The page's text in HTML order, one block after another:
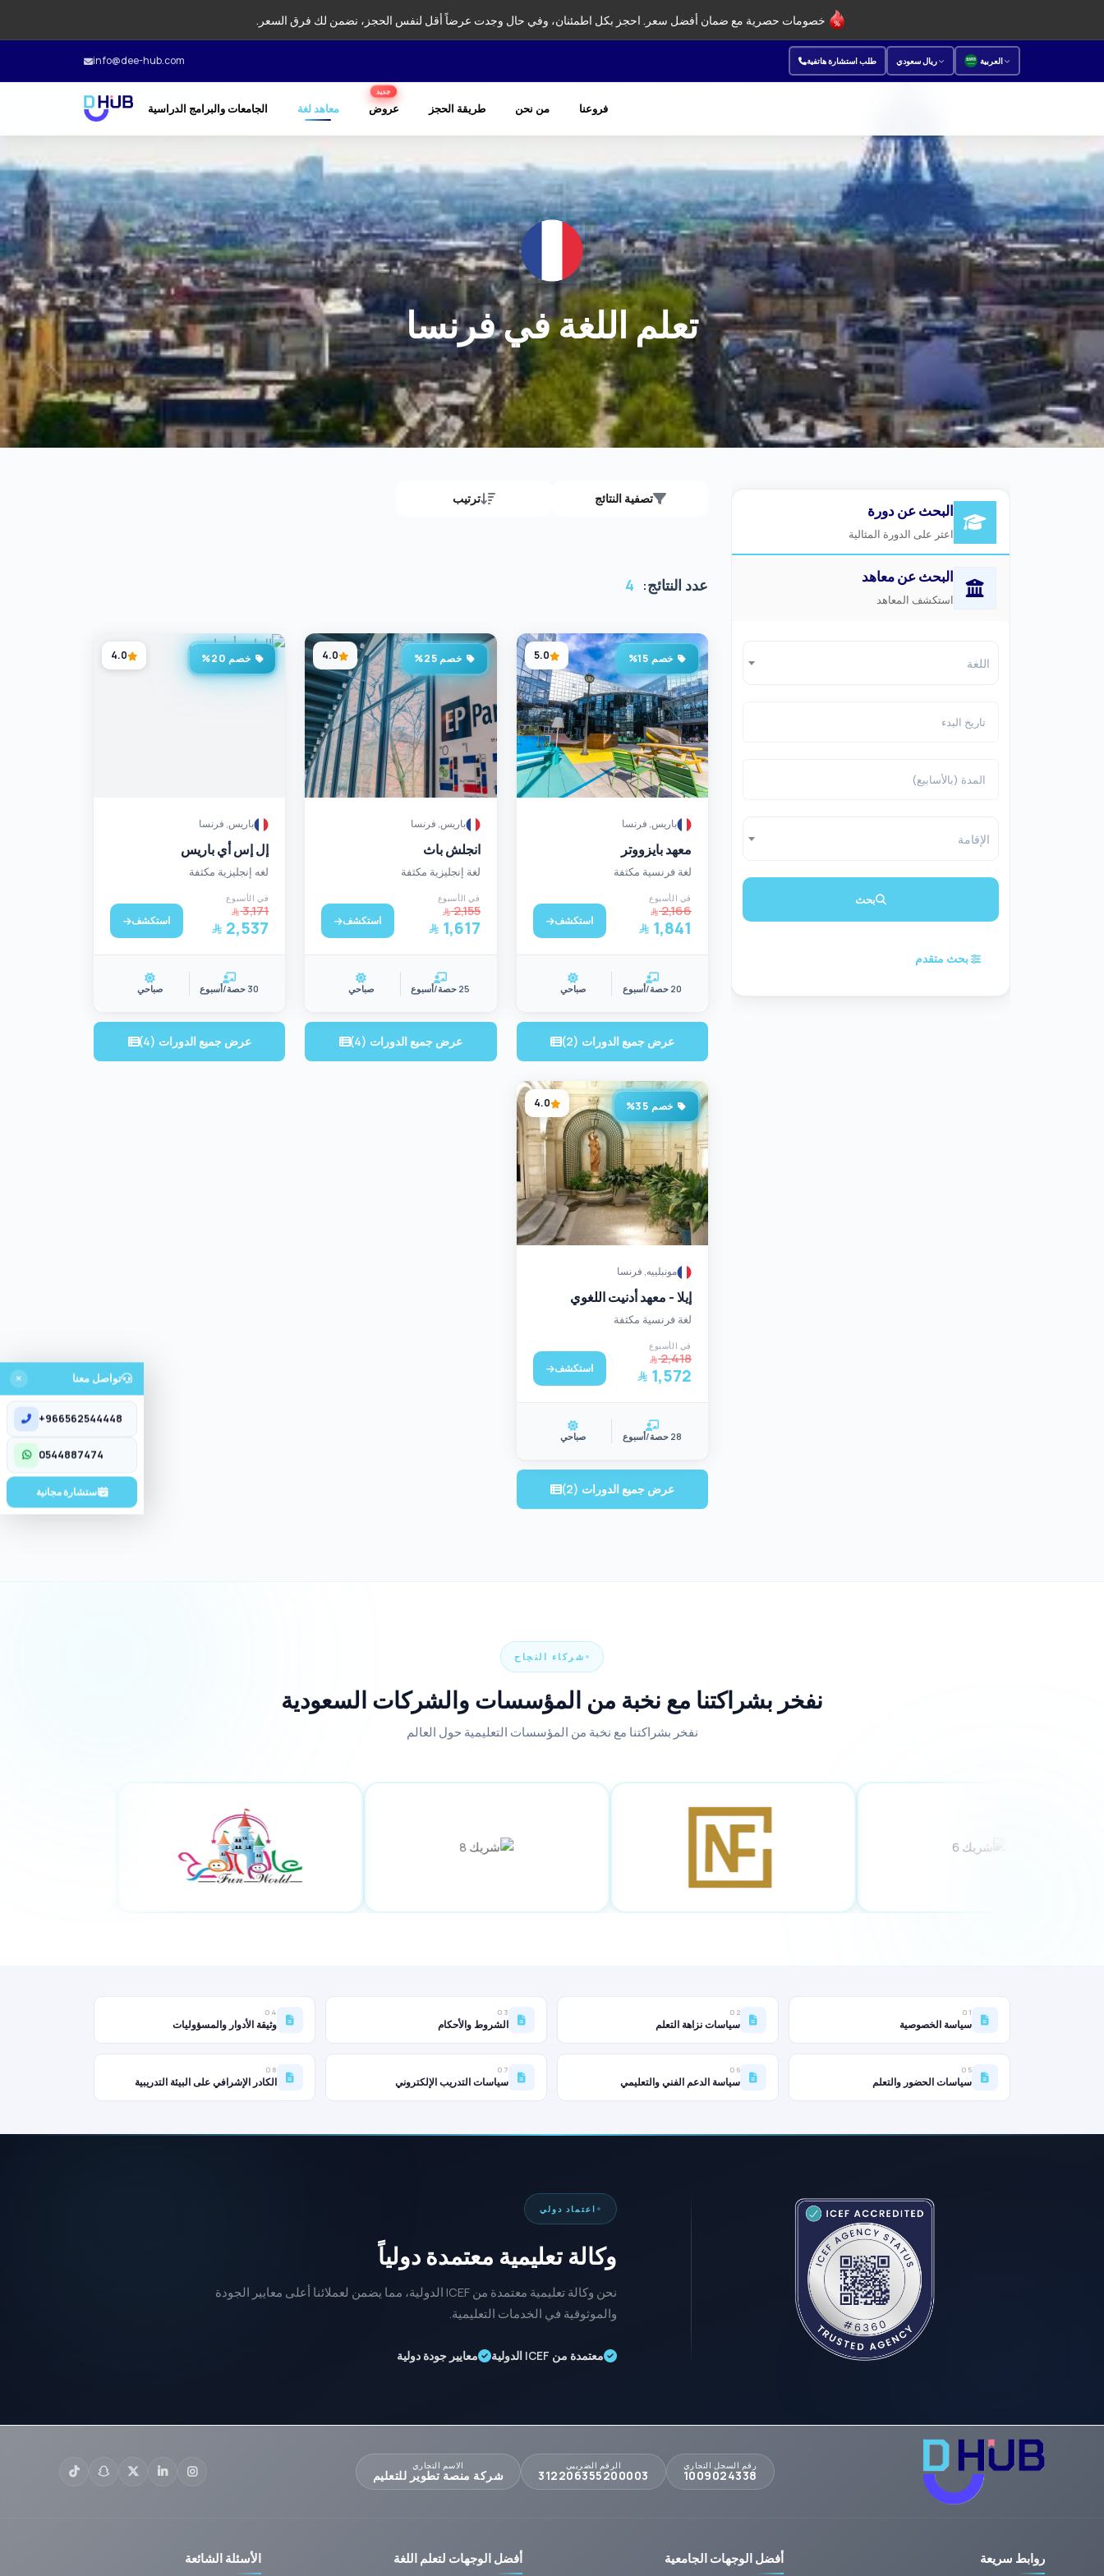
خصومات حصرية مع ضمان أفضل سعر. احجز بكل اطمئنان، وفي حال وجدت عرضاً أقل لنفس الحجز، نضمن لك فرق السعر.
info@dee-hub.com طلب استشارة هاتفية ريال سعودي العربية
الجامعات والبرامج الدراسية معاهد لغة عروض
جديد
طريقة الحجز من نحن فروعنا
تعلم اللغة في فرنسا
البحث عن دورة
اعثر على الدورة المثالية
البحث عن معاهد
استكشف المعاهد
اللغة
الإقامة
بحث
بحث متقدم
تصفية النتائج ترتيب
عدد النتائج: 4
خصم 15% 5.0
باريس, فرنسا
معهد بايزووتر
لغة فرنسية مكثفة
في الأسبوع
2,166
1,841 استكشف
20 حصة/أسبوع صباحي
عرض جميع الدورات (2)
خصم 25% 4.0
باريس, فرنسا
انجلش باث
لغة إنجليزية مكثفة
في الأسبوع
2,155
1,617 استكشف
25 حصة/أسبوع صباحي
عرض جميع الدورات (4)
خصم 20% 4.0
باريس, فرنسا
إل إس أي باريس
لغه إنجليزية مكثفة
في الأسبوع
3,171
2,537 استكشف
30 حصة/أسبوع صباحي
عرض جميع الدورات (4)
خصم 35% 4.0
مونبلييه, فرنسا
إيلا - معهد أدنيت اللغوي
لغة فرنسية مكثفة
في الأسبوع
2,418
1,572 استكشف
28 حصة/أسبوع صباحي
عرض جميع الدورات (2)
شركاء النجاح
نفخر بشراكتنا مع نخبة من المؤسسات والشركات السعودية
نفخر بشراكتنا مع نخبة من المؤسسات التعليمية حول العالم
تواصل معنا
+966562544448
0544887474
استشارة مجانية
01
سياسة الخصوصية
02
سياسات نزاهة التعلم
03
الشروط والأحكام
04
وثيقة الأدوار والمسؤوليات
05
سياسات الحضور والتعلم
06
سياسة الدعم الفني والتعليمي
07
سياسات التدريب الإلكتروني
08
الكادر الإشرافي على البيئة التدريبية
اعتماد دولي
وكالة تعليمية معتمدة دولياً
نحن وكالة تعليمية معتمدة من ICEF الدولية، مما يضمن لعملائنا أعلى معايير الجودة
والموثوقية في الخدمات التعليمية.
معتمدة من ICEF الدولية معايير جودة دولية
رقم السجل التجاري
1009024338
الرقم الضريبي
312206355200003
الاسم التجاري
شركة منصة تطوير للتعليم
روابط سريعة أفضل الوجهات الجامعية أفضل الوجهات لتعلم اللغة الأسئلة الشائعة